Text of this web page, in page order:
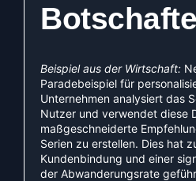
Beispiel aus der Wirtschaft:
Paradebeispiel für
Unternehmen analysiert das
Nutzer und verwendet diese
maßgeschneiderte
Serien zu erstellen. Dies hat
Kundenbindung und einer
der Abwanderungsrate